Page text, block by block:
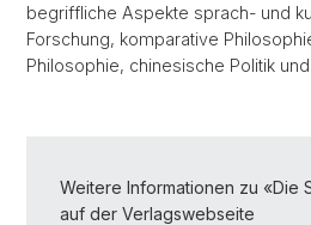
begriffliche Aspekte sprach- und
Forschung, komparative
Philosophie, chinesische Politik
Weitere Informationen zu «Die
auf der Verlagswebseite